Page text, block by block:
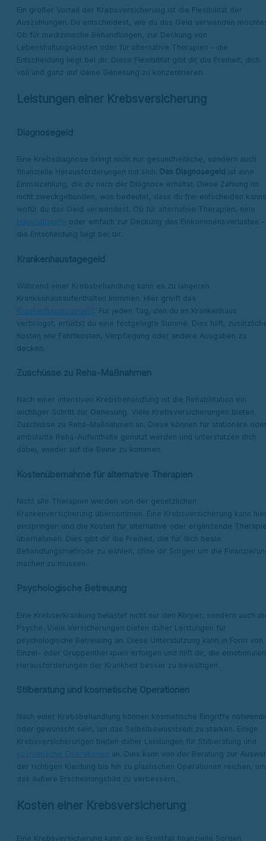
Ein großer Vorteil der Krebsversicherung ist die Flexibilität der
Auszahlungen. Du entscheidest, wie du das Geld verwenden
Ob für medizinische Behandlungen, zur Deckung von
Lebenshaltungskosten oder für alternative Therapien – die
Entscheidung liegt bei dir. Diese Flexibilität gibt dir die Freiheit, dich
voll und ganz auf deine Genesung zu konzentrieren.
Leistungen einer Krebsversicherung
Diagnosegeld
Eine Krebsdiagnose bringt nicht nur gesundheitliche, sondern auch
finanzielle Herausforderungen mit sich.
Das Diagnosegeld ist eine
Einmalzahlung, die du nach der Diagnose erhältst. Diese Zahlung ist
nicht zweckgebunden, was bedeutet, dass du frei entscheiden
wofür du das Geld verwendest. Ob für alternative Therapien, eine
Haushaltshilfe oder einfach zur Deckung des Einkommensverlustes –
die Entscheidung liegt bei dir.
Krankenhaustagegeld
Während einer Krebsbehandlung kann es zu längeren
Krankenhausaufenthalten kommen. Hier greift das
Krankenhaustagegeld . Für jeden Tag, den du im Krankenhaus
verbringst, erhältst du eine festgelegte Summe. Dies hilft,
Kosten wie Fahrtkosten, Verpflegung oder andere Ausgaben zu
decken.
Zuschüsse zu Reha-Maßnahmen
Nach einer intensiven Krebsbehandlung ist die Rehabilitation ein
wichtiger Schritt zur Genesung. Viele Krebsversicherungen bieten
Zuschüsse zu Reha-Maßnahmen an. Diese können für stationäre
ambulante Reha-Aufenthalte genutzt werden und unterstützen dich
dabei, wieder auf die Beine zu kommen.
Kostenübernahme für alternative Therapien
Nicht alle Therapien werden von der gesetzlichen
Krankenversicherung übernommen. Eine Krebsversicherung kann
einspringen und die Kosten für alternative oder ergänzende
übernehmen. Dies gibt dir die Freiheit, die für dich beste
Behandlungsmethode zu wählen, ohne dir Sorgen um die
machen zu müssen.
Psychologische Betreuung
Eine Krebserkrankung belastet nicht nur den Körper, sondern auch
Psyche. Viele Versicherungen bieten daher Leistungen für
psychologische Betreuung an. Diese Unterstützung kann in Form von
Einzel- oder Gruppentherapien erfolgen und hilft dir, die emotionalen
Herausforderungen der Krankheit besser zu bewältigen.
Stilberatung und kosmetische Operationen
Nach einer Krebsbehandlung können kosmetische Eingriffe
oder gewünscht sein, um das Selbstbewusstsein zu stärken. Einige
Krebsversicherungen bieten daher Leistungen für Stilberatung und
kosmetische Operationen an. Dies kann von der Beratung zur
der richtigen Kleidung bis hin zu plastischen Operationen reichen, um
das äußere Erscheinungsbild zu verbessern.
Kosten einer Krebsversicherung
Eine Krebsversicherung kann dir im Ernstfall finanzielle Sorgen